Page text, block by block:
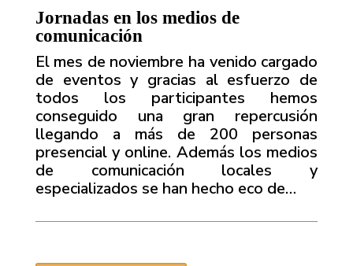
Jornadas en los medios de
comunicación
El mes de noviembre ha venido cargado
de eventos y gracias al esfuerzo de
todos los participantes hemos
conseguido una gran repercusión
llegando a más de 200 personas
presencial y online. Además los medios
de comunicación locales y
especializados se han hecho eco de…